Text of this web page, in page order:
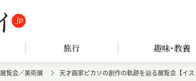
旅行 趣味･教養
展覧会／美術展 天才画家ピカソの創作の軌跡を辿る展覧会【イ